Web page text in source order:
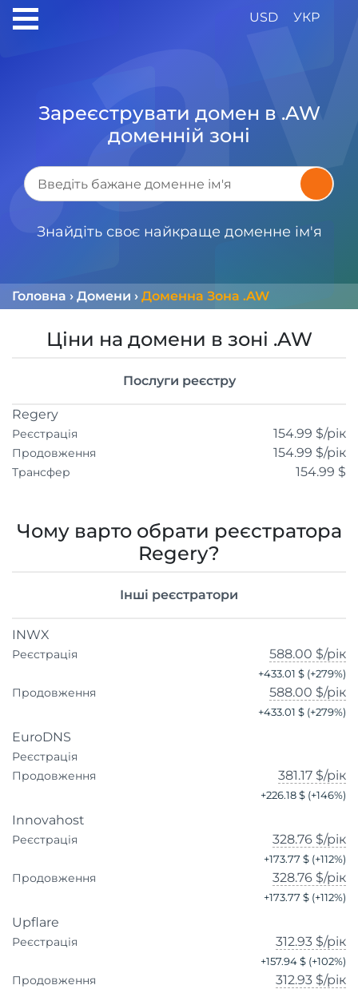
USD УКР
Зареєструвати домен в .AW
доменній зоні
Знайдіть своє найкраще доменне ім'я
Головна › Домени › Доменна Зона .AW
Ціни на домени в зоні .AW
Послуги реєстру
Regery
Реєстрація 154.99 $/рік
Продовження 154.99 $/рік
Трансфер 154.99 $
Чому варто обрати реєстратора
Regery?
Інші реєстратори
INWX
Реєстрація 588.00 $/рік
+433.01 $ (+279%)
Продовження 588.00 $/рік
+433.01 $ (+279%)
EuroDNS
Реєстрація
Продовження
381.17 $/рік
+226.18 $ (+146%)
Innovahost
Реєстрація 328.76 $/рік
+173.77 $ (+112%)
Продовження 328.76 $/рік
+173.77 $ (+112%)
Upflare
Реєстрація 312.93 $/рік
+157.94 $ (+102%)
Продовження 312.93 $/рік